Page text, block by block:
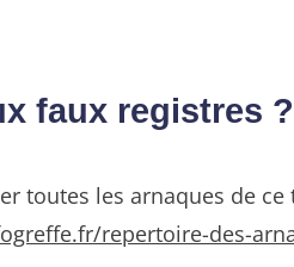
faux registres ?
toutes les arnaques de
repertoire-des-